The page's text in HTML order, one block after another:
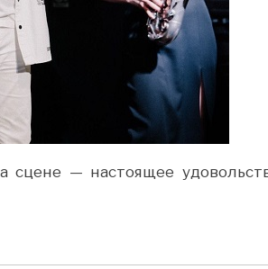
сцене — настоящее